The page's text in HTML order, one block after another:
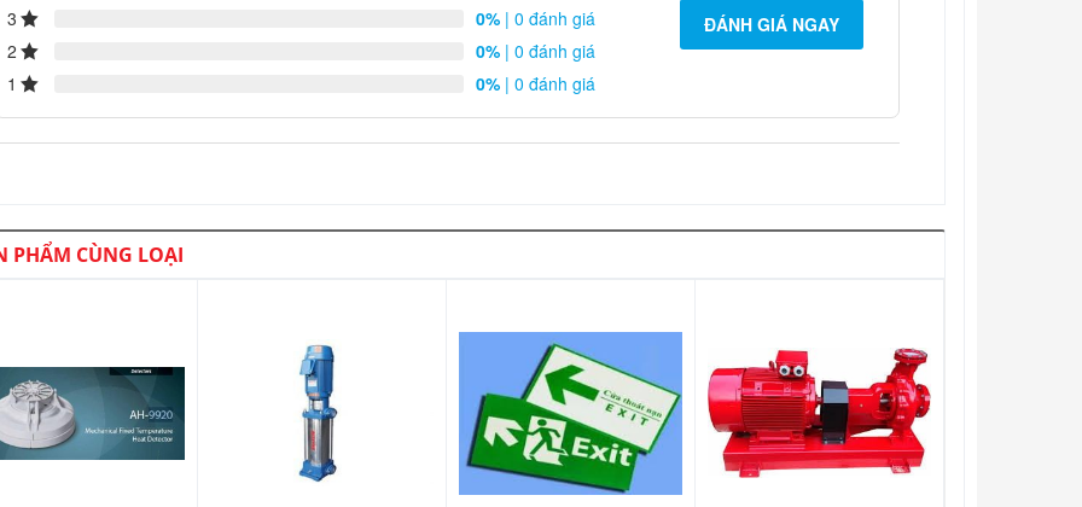
3
0% | 0 đánh giá
2
0% | 0 đánh giá
1
0% | 0 đánh giá
ĐÁNH GIÁ NGAY
PHẨM CÙNG LOẠI